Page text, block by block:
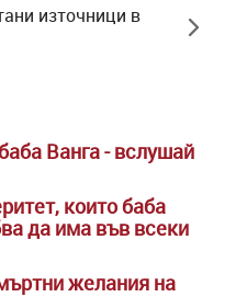
източници в
Ванга - вслушай
които баба
да има във всеки
желания на